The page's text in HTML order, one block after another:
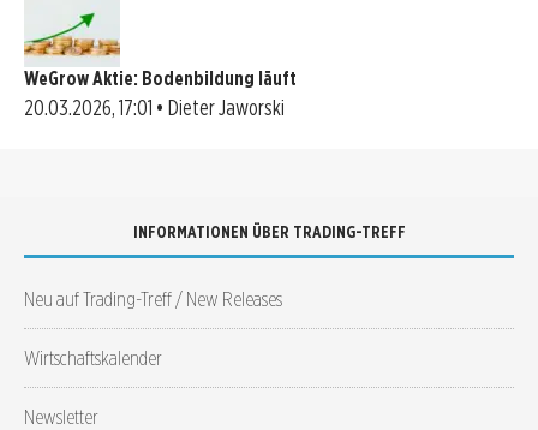
WeGrow Aktie: Bodenbildung läuft
20.03.2026, 17:01 • Dieter Jaworski
INFORMATIONEN ÜBER TRADING-TREFF
Neu auf Trading-Treff / New Releases
Wirtschaftskalender
Newsletter